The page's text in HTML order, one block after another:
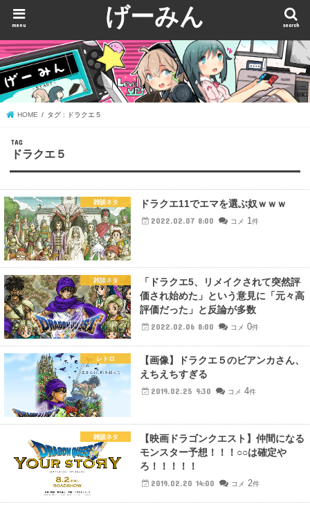
げーみん search
menu
HOME タグ : ドラクエ５
TAG
ドラクエ５
雑談ネタ ドラクエ11でエマを選ぶ奴ｗｗｗ
2022.02.07 8:00 コメ 1件
雑談ネタ
「ドラクエ5、リメイクされて突然評
価され始めた」という意見に「元々高
評価だった」と反論が多数
2022.02.06 8:00 コメ 0件
レトロ
【画像】ドラクエ５のビアンカさん、
えちえちすぎる
2019.02.25 9:30 コメ 4件
雑談ネタ
【映画ドラゴンクエスト】仲間になる
モンスター予想！！！○○は確定や
ろ！！！！！
2019.02.20 14:00 コメ 2件